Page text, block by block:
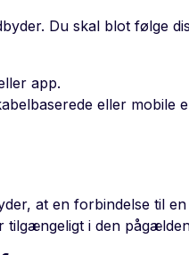
Du skal blot følge
app.
eller mobile
at en forbindelse til
tilgængeligt i den